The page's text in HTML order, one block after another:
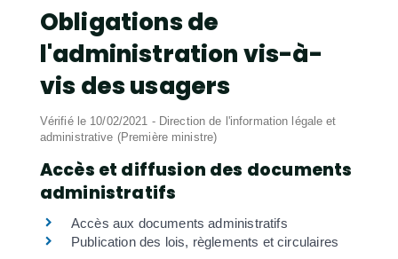
Obligations de
l'administration vis-à-
vis des usagers
Vérifié le 10/02/2021 - Direction de l'information légale et
administrative (Première ministre)
Accès et diffusion des documents
administratifs
Accès aux documents administratifs
Publication des lois, règlements et circulaires